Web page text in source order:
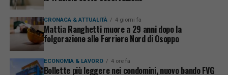
CRONACA & ATTUALITÀ 4 giorni fa
Mattia Ranghetti muore a 29 anni dopo la
folgorazione alle Ferriere Nord di Osoppo
ECONOMIA & LAVORO 4 ore fa
Bollette più leggere nei condomini, nuovo bando FVG